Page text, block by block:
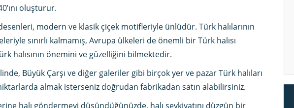
oluşturur.
modern ve klasik çiçek motifleriyle ünlüdür. Türk halılarının
sınırlı kalmamış, Avrupa ülkeleri de önemli bir Türk halısı
halısının önemini ve güzelliğini bilmektedir.
Büyük Çarşı ve diğer galeriler gibi birçok yer ve pazar Türk halıları
almak isterseniz doğrudan fabrikadan satın alabilirsiniz.
halı göndermeyi düşündüğünüzde, halı sevkiyatını düzgün bir